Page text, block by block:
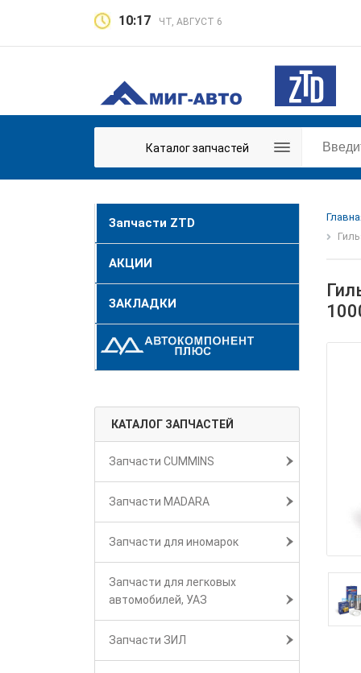
10:17 ЧТ, АВГУСТ 6
Каталог запчастей
Запчасти ZTD
АКЦИИ
ЗАКЛАДКИ
КАТАЛОГ ЗАПЧАСТЕЙ
Запчасти CUMMINS
Запчасти MADARA
Запчасти для иномарок
Запчасти для легковых
автомобилей, УАЗ
Запчасти ЗИЛ